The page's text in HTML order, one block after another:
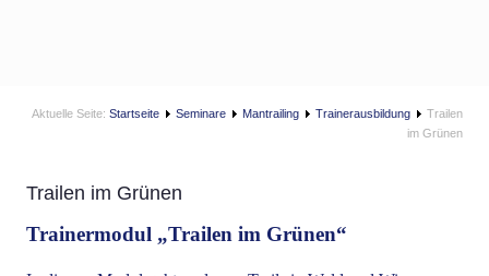
Aktuelle Seite: Startseite Seminare Mantrailing Trainerausbildung
Trailen
im Grünen
Trailen im Grünen
Trainermodul „Trailen im Grünen“